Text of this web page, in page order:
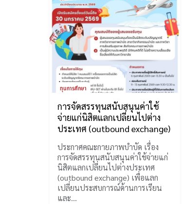
ทุนการศึกษา
การจัดสรรทุนสนับสนุนค่าใช้
จ่ายแก่นิสิตแลกเปลี่ยนไปต่าง
ประเทศ (outbound exchange)
ประกาศคณะกายภาพบำบัด เรื่อง
การจัดสรรทุนสนับสนุนค่าใช้จ่ายแก่
นิสิตแลกเปลี่ยนไปต่างประเทศ
(outbound exchange) เพื่อแลก
เปลี่ยนประสบการณ์ด้านการเรียน
และ…